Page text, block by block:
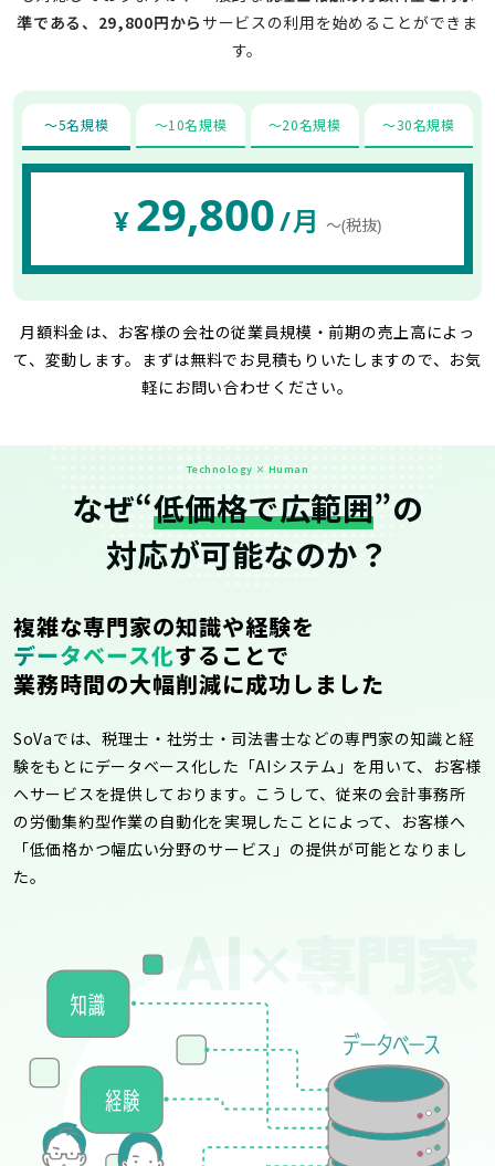
準である、29,800円から サービスの利用を始めることができま
す。
〜5名規模 〜10名規模 〜20名規模 〜30名規模
¥ 29,800/月 〜(税抜)
月額料金は、お客様の会社の従業員規模・前期の売上高によっ
て、変動します。 まずは無料でお見積もりいたしますので、お気
軽にお問い合わせください。
Technology × Human
なぜ“低価格で広範囲”の
対応が可能なのか？
複雑な専門家の知識や経験を
データベース化することで
業務時間の大幅削減に成功しました
SoVaでは、税理士・社労士・司法書士などの専門家の知識と経
験をもとにデータベース化した「AIシステム」を用いて、お客様
へサービスを提供しております。こうして、従来の会計事務所
の労働集約型作業の自動化を実現したことによって、お客様へ
「低価格かつ幅広い分野のサービス」の提供が可能となりまし
た。